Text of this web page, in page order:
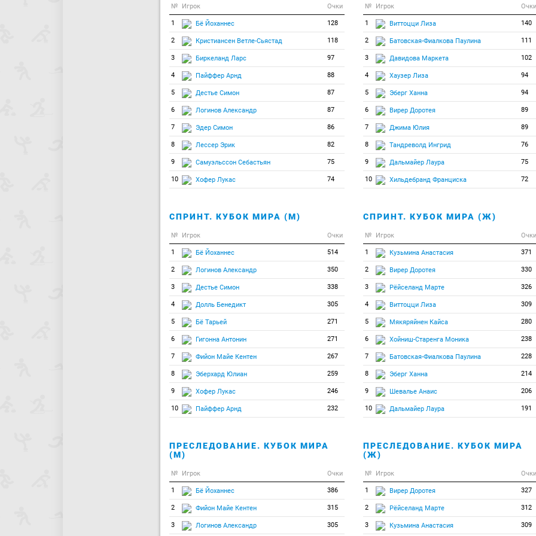
№ Игрок Очки
1 Бё Йоханнес 128
2 Кристиансен Ветле-Сьястад 118
3 Биркеланд Ларс 97
4 Пайффер Арнд 88
5 Дестье Симон 87
6 Логинов Александр 87
7 Эдер Симон 86
8 Лессер Эрик 82
9 Самуэльссон Себастьян 75
10 Хофер Лукас 74
СПРИНТ. КУБОК МИРА (М)
№ Игрок Очки
1 Бё Йоханнес 514
2 Логинов Александр 350
3 Дестье Симон 338
4 Долль Бенедикт 305
5 Бё Тарьей 271
6 Гигонна Антонин 271
7 Фийон Майе Кентен 267
8 Эберхард Юлиан 259
9 Хофер Лукас 246
10 Пайффер Арнд 232
ПРЕСЛЕДОВАНИЕ. КУБОК МИРА
(М)
№ Игрок Очки
1 Бё Йоханнес 386
2 Фийон Майе Кентен 315
3 Логинов Александр 305
№ Игрок Очки
1 Виттоцци Лиза 140
2 Батовская-Фиалкова Паулина 111
3 Давидова Маркета 102
4 Хаузер Лиза 94
5 Эберг Ханна 94
6 Вирер Доротея 89
7 Джима Юлия 89
8 Тандреволд Ингрид 76
9 Дальмайер Лаура 75
10 Хильдебранд Франциска 72
СПРИНТ. КУБОК МИРА (Ж)
№ Игрок Очки
1 Кузьмина Анастасия 371
2 Вирер Доротея 330
3 Рёйселанд Марте 326
4 Виттоцци Лиза 309
5 Мякяряйнен Кайса 280
6 Хойниш-Старенга Моника 238
7 Батовская-Фиалкова Паулина 228
8 Эберг Ханна 214
9 Шевалье Анаис 206
10 Дальмайер Лаура 191
ПРЕСЛЕДОВАНИЕ. КУБОК МИРА
(Ж)
№ Игрок Очки
1 Вирер Доротея 327
2 Рёйселанд Марте 312
3 Кузьмина Анастасия 309